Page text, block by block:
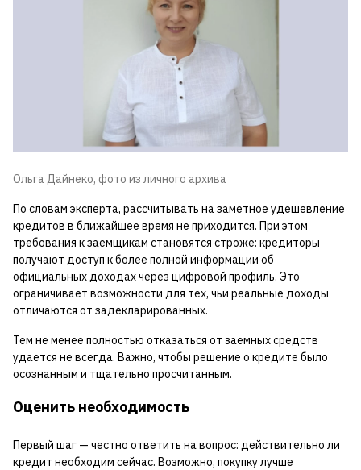
Ольга Дайнеко, фото из личного архива
По словам эксперта, рассчитывать на заметное удешевление
кредитов в ближайшее время не приходится. При этом
требования к заемщикам становятся строже: кредиторы
получают доступ к более полной информации об
официальных доходах через цифровой профиль. Это
ограничивает возможности для тех, чьи реальные доходы
отличаются от задекларированных.
Тем не менее полностью отказаться от заемных средств
удается не всегда. Важно, чтобы решение о кредите было
осознанным и тщательно просчитанным.
Оценить необходимость
Первый шаг — честно ответить на вопрос: действительно ли
кредит необходим сейчас. Возможно, покупку лучше